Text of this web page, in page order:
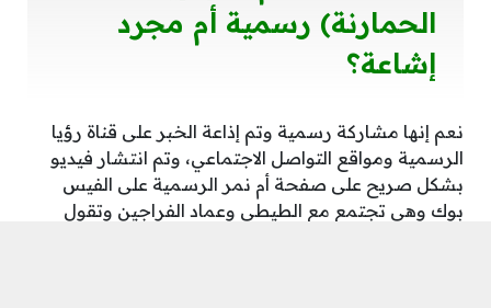
الحمارنة) رسمية أم مجرد
إشاعة؟
نعم إنها مشاركة رسمية وتم إذاعة الخبر على قناة رؤيا
الرسمية ومواقع التواصل الاجتماعي، وتم انتشار فيديو
بشكل صريح على صفحة أم نمر الرسمية على الفيس
بوك وهي تجتمع مع الطيطي وعماد الفراجين وتقول